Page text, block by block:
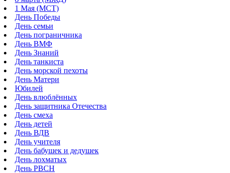
1 Мая (МСТ)
День Победы
День семьи
День пограничника
День ВМФ
День Знаний
День танкиста
День морской пехоты
День Матери
Юбилей
День влюблённых
День защитника Отечества
День смеха
День детей
День ВДВ
День учителя
День бабушек и дедушек
День лохматых
День РВСН